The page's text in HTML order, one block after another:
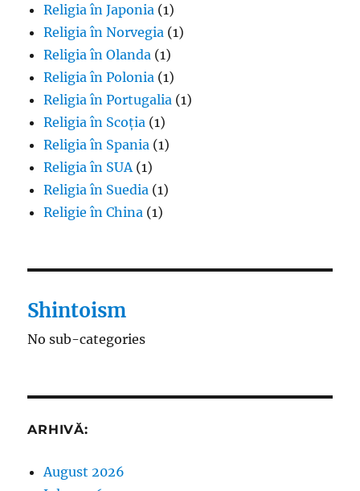
Religia în Japonia (1)
Religia în Norvegia (1)
Religia în Olanda (1)
Religia în Polonia (1)
Religia în Portugalia (1)
Religia în Scoția (1)
Religia în Spania (1)
Religia în SUA (1)
Religia în Suedia (1)
Religie în China (1)
Shintoism
No sub-categories
ARHIVĂ:
August 2026